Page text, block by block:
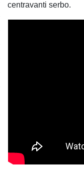
centravanti serbo.